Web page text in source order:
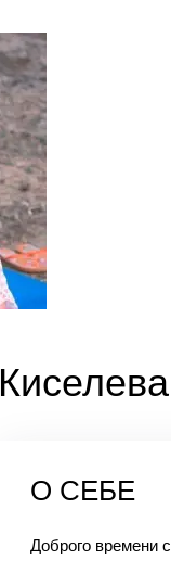
О СЕБЕ
Доброго времени